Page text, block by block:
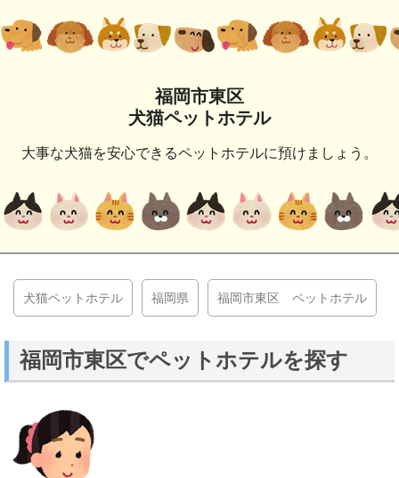
福岡市東区
犬猫ペットホテル
大事な犬猫を安心できるペットホテルに預けましょう。
犬猫ペットホテル 福岡県 福岡市東区 ペットホテル
福岡市東区でペットホテルを探す